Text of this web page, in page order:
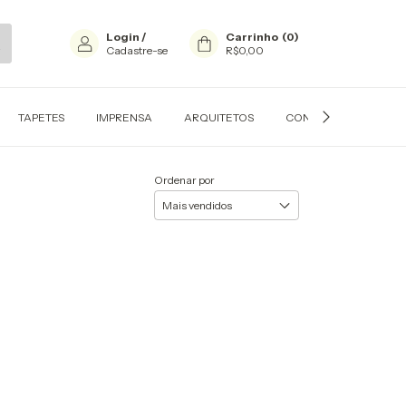
Login /
Cadastre-se
Carrinho (0)
R$0,00
TAPETES IMPRENSA ARQUITETOS CONTATO
Ordenar por